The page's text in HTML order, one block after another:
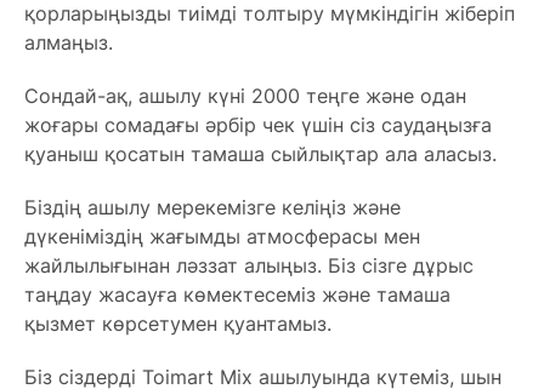
қорларыңызды тиімді толтыру мүмкіндігін жіберіп
алмаңыз.
Сондай-ақ, ашылу күні 2000 теңге және одан
жоғары сомадағы әрбір чек үшін сіз саудаңызға
қуаныш қосатын тамаша сыйлықтар ала аласыз.
Біздің ашылу мерекемізге келіңіз және
дүкеніміздің жағымды атмосферасы мен
жайлылығынан ләззат алыңыз. Біз сізге дұрыс
таңдау жасауға көмектесеміз және тамаша
қызмет көрсетумен қуантамыз.
Біз сіздерді Toimart Mix ашылуында күтеміз, шын